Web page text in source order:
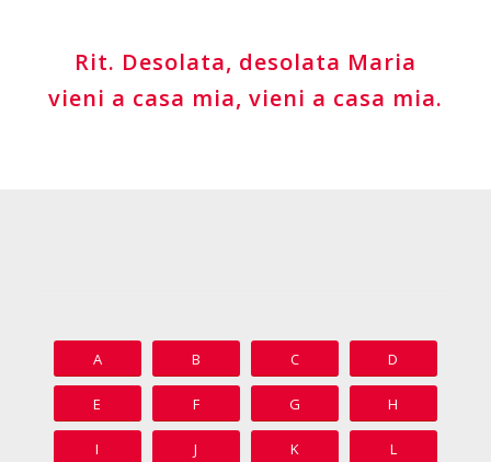
Rit. Desolata, desolata Maria
vieni a casa mia, vieni a casa mia.
A B C D
E F G H
I J K L